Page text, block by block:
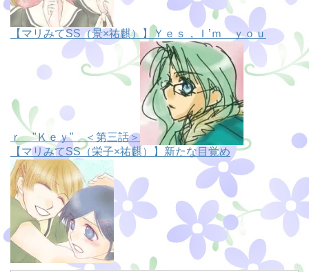
【マリみてSS（景×祐麒）】Ｙｅｓ，Ｉ’ｍ ｙｏｕ
ｒ "Ｋｅｙ" ＜第三話＞
【マリみてSS（栄子×祐麒）】新たな目覚め